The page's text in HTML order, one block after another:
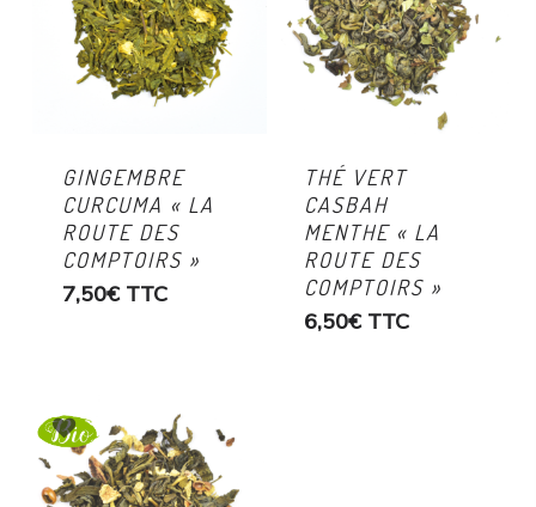
GINGEMBRE
CURCUMA « LA
ROUTE DES
COMPTOIRS »
7,50€ TTC
THÉ VERT
CASBAH
MENTHE « LA
ROUTE DES
COMPTOIRS »
6,50€ TTC